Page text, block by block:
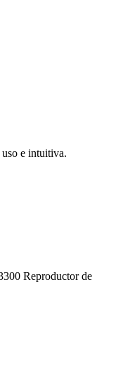
e intuitiva.
Reproductor de